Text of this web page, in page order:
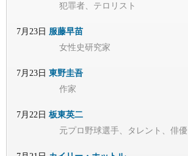
犯罪者、テロリスト
7月23日 服藤早苗
女性史研究家
7月23日 東野圭吾
作家
7月22日 板東英二
元プロ野球選手、タレント、俳優